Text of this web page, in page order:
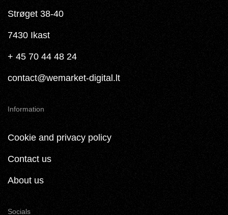
Strøget 38-40
7430 Ikast
+ 45 70 44 48 24
contact@wemarket-digital.lt
Information
Cookie and privacy policy
Contact us
About us
Socials